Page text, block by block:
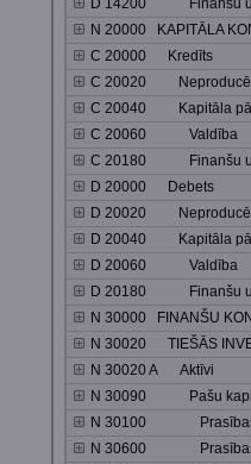
D 14200 Finanšu un
N 20000 KAPITĀLA
C 20000 Kredīts
C 20020 Neproducēto
C 20040 Kapitāla
C 20060 Valdība
C 20180 Finanšu un
D 20000 Debets
D 20020 Neproducēto
D 20040 Kapitāla
D 20060 Valdība
D 20180 Finanšu un
N 30000 FINANŠU
N 30020 TIEŠĀS
N 30020 A Aktīvi
N 30090 Pašu
N 30100 Prasības
N 30600 Prasības